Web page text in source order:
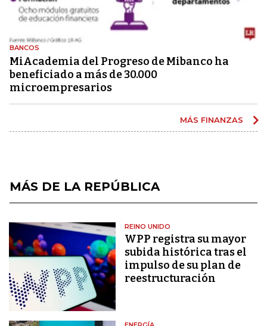
BANCOS
MiAcademia del Progreso de Mibanco ha
beneficiado a más de 30.000
microempresarios
MÁS FINANZAS
MÁS DE LA REPÚBLICA
REINO UNIDO
WPP registra su mayor
subida histórica tras el
impulso de su plan de
reestructuración